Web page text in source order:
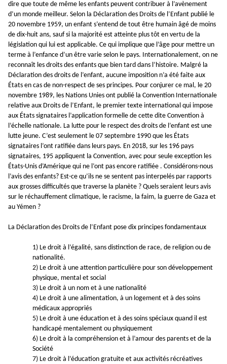
dire que toute de même les enfants peuvent contribuer à l’avènement
d’un monde meilleur. Selon la Déclaration des Droits de l’Enfant publié le
20 novembre 1959, un enfant s’entend de tout être humain âgé de moins
de dix-huit ans, sauf si la majorité est atteinte plus tôt en vertu de la
législation qui lui est applicable. Ce qui implique que l’âge pour mettre un
terme à l’enfance d’un être varie selon le pays. Internationalement, on ne
reconnaît les droits des enfants que bien tard dans l’histoire. Malgré la
Déclaration des droits de l’enfant, aucune imposition n’a été faite aux
États en cas de non-respect de ses principes. Pour conjurer ce mal, le 20
novembre 1989, les Nations Unies ont publié la Convention Internationale
relative aux Droits de l’Enfant, le premier texte international qui impose
aux États signataires l’application formelle de cette dite Convention à
l’échelle nationale. La lutte pour le respect des droits de l’enfant est une
lutte jeune. C’est seulement le 07 septembre 1990 que les États
signataires l’ont ratifiée dans leurs pays. En 2018, sur les 196 pays
signataires, 195 appliquent la Convention, avec pour seule exception les
États-Unis d’Amérique qui ne l’ont pas encore ratifiée . Considérons-nous
l’avis des enfants? Est-ce qu’ils ne se sentent pas interpelés par rapports
aux grosses difficultés que traverse la planète ? Quels seraient leurs avis
sur le réchauffement climatique, le racisme, la faim, la guerre de Gaza et
au Yémen ?
La Déclaration des Droits de l’Enfant pose dix principes fondamentaux
1) Le droit à l’égalité, sans distinction de race, de religion ou de
nationalité.
2) Le droit à une attention particulière pour son développement
physique, mental et social
3) Le droit à un nom et à une nationalité
4) Le droit à une alimentation, à un logement et à des soins
médicaux appropriés
5) Le droit à une éducation et à des soins spéciaux quand il est
handicapé mentalement ou physiquement
6) Le droit à la compréhension et à l’amour des parents et de la
Société
7) Le droit à l’éducation gratuite et aux activités récréatives